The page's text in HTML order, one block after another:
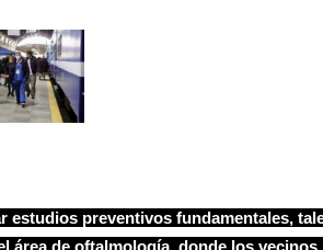
preventivos fundamentales,